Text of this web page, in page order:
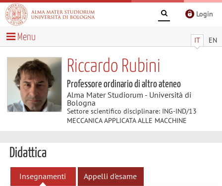
Login
IT EN
Menu
Riccardo Rubini
Professore ordinario di altro ateneo
Alma Mater Studiorum - Università di
Bologna
Settore scientifico disciplinare: ING-IND/13
MECCANICA APPLICATA ALLE MACCHINE
Didattica
Insegnamenti Appelli d'esame